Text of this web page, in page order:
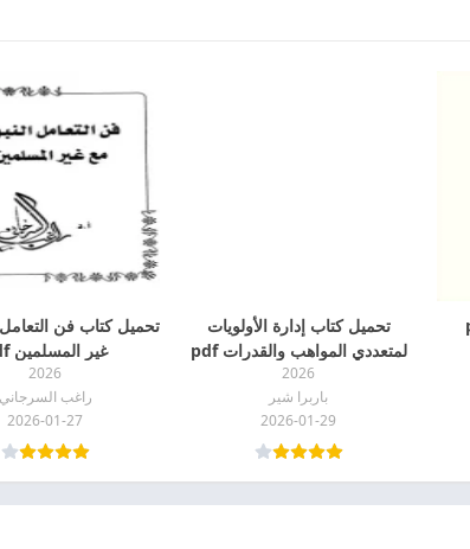
تحميل كتاب إدارة الأولويات
لمتعددي المواهب والقدرات pdf
2026
باربرا شير
2026-01-29
تحميل كتاب فن
غير المسلمين pdf
2026
راغب السرجاني
2026-01-27